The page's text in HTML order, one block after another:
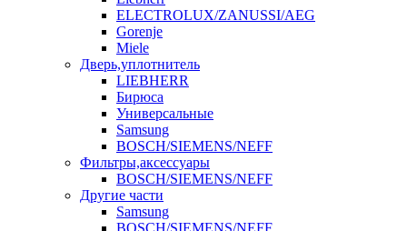
ELECTROLUX/ZANUSSI/AEG
Gorenje
Miele
Дверь,уплотнитель
LIEBHERR
Бирюса
Универсальные
Samsung
BOSCH/SIEMENS/NEFF
Фильтры,аксессуары
BOSCH/SIEMENS/NEFF
Другие части
Samsung
BOSCH/SIEMENS/NEFF